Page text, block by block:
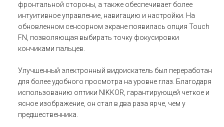
фронтальной стороны, а также обеспечивает более
интуитивное управление, навигацию и настройки. На
обновленном сенсорном экране появилась опция Touch
FN, позволяющая выбирать точку фокусировки
кончиками пальцев.
Улучшенный электронный видоискатель был переработан
для более удобного просмотра на уровне глаз. Благодаря
использованию оптики NIKKOR, гарантирующей четкое и
ясное изображение, он стал в два раза ярче, чем у
предшественника.